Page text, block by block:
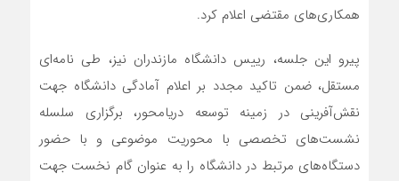
همکاری‌های مقتضی اعلام کرد.
پیرو این جلسه، رییس دانشگاه مازندران نیز، طی نامه‌ای
مستقل، ضمن تاکید مجدد بر اعلام آمادگی دانشگاه جهت
نقش‌آفرینی در زمینه توسعه دریامحور، برگزاری سلسله
نشست‌های تخصصی با محوریت موضوعی و با حضور
دستگاه‌های مرتبط در دانشگاه را به عنوان گام نخست جهت